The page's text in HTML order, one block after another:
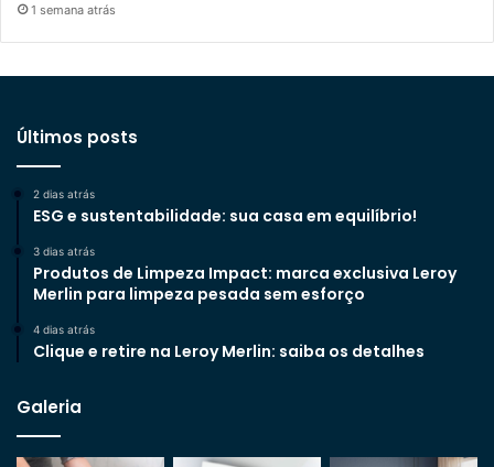
1 semana atrás
Últimos posts
2 dias atrás
ESG e sustentabilidade: sua casa em equilíbrio!
3 dias atrás
Produtos de Limpeza Impact: marca exclusiva Leroy
Merlin para limpeza pesada sem esforço
4 dias atrás
Clique e retire na Leroy Merlin: saiba os detalhes
Galeria